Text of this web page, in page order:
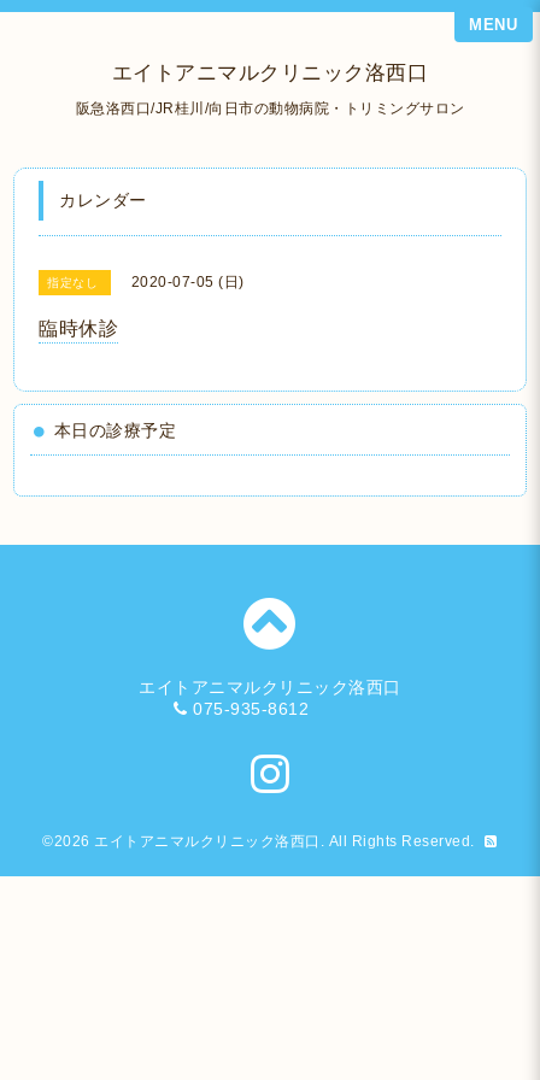
エイトアニマルクリニック洛西口
阪急洛西口/JR桂川/向日市の動物病院・トリミングサロン
MENU
カレンダー
指定なし 2020-07-05 (日)
臨時休診
本日の診療予定
エイトアニマルクリニック洛西口
075-935-8612
©2026 エイトアニマルクリニック洛西口 . All Rights Reserved.